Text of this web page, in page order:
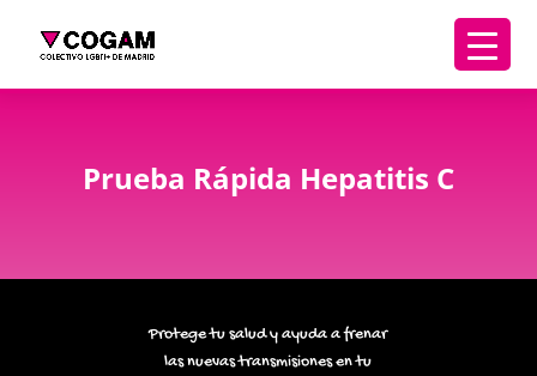
Prueba Rápida Hepatitis C
Protege tu salud yayuda a frenar
las nuevas transmisiones en tu